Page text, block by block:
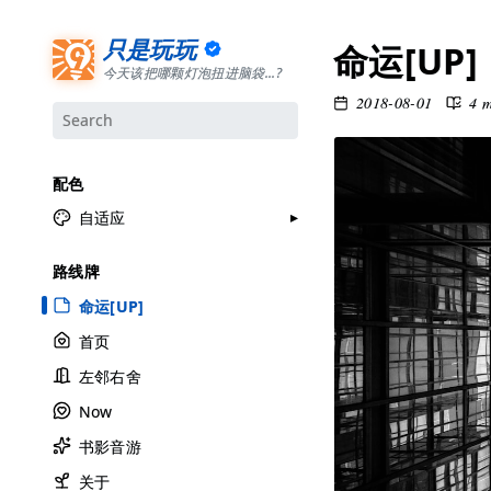
只是玩玩
今天该把哪颗灯泡扭进脑袋...?
配色
自适应
极夜黑
雅余黄
昱行粉
她的蓝
莫比乌斯
香草绿
自适应
路线牌
命运[UP]
首页
左邻右舍
Now
书影音游
关于
命运[UP]
2018-08-01 4